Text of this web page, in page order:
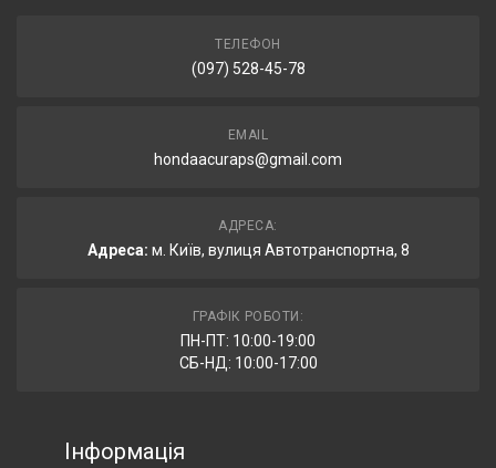
ТЕЛЕФОН
(097) 528-45-78
EMAIL
hondaacuraps@gmail.com
АДРЕСА:
Адреса: м. Київ, вулиця Автотранспортна, 8
ГРАФІК РОБОТИ:
ПН-ПТ: 10:00-19:00
СБ-НД: 10:00-17:00
Інформація